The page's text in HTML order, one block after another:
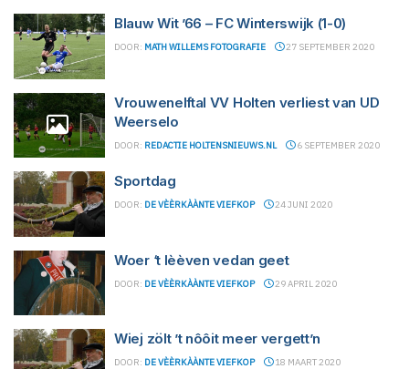
Blauw Wit ’66 – FC Winterswijk (1-0)
DOOR: MATH WILLEMS FOTOGRAFIE 27 SEPTEMBER 2020
Vrouwenelftal VV Holten verliest van UD
Weerselo
DOOR: REDACTIE HOLTENSNIEUWS.NL 6 SEPTEMBER 2020
Sportdag
DOOR: DE VÈÈRKÀÀNTE VIEFKOP 24 JUNI 2020
Woer ‘t lèèven vedan geet
DOOR: DE VÈÈRKÀÀNTE VIEFKOP 29 APRIL 2020
Wiej zölt ’t nôôit meer vergett’n
DOOR: DE VÈÈRKÀÀNTE VIEFKOP 18 MAART 2020